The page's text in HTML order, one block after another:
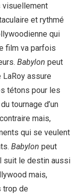
visuellement
et rythmé
qui
film va parfois
Babylon peut
assure
tétons pour les
tournage d’un
mais,
qui se veulent
Babylon peut
suit le destin aussi
mais,
trop de